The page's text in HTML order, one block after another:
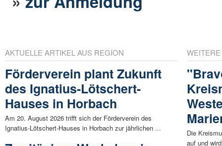
AKTUELLE ARTIKEL AUS REGION
Förderverein plant Zukunft
des Ignatius-Lötschert-
Hauses in Horbach
Am 20. August 2026 trifft sich der Förderverein des
Ignatius-Lötschert-Hauses in Horbach zur jährlichen ...
Die
auf und